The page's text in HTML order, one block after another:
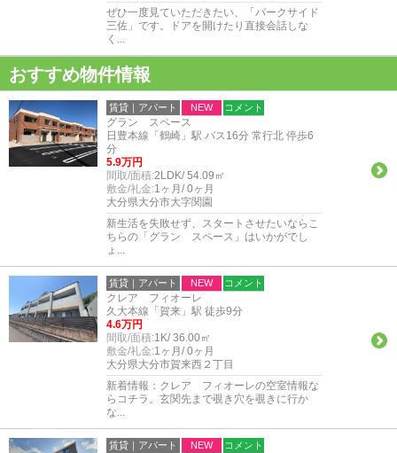
ぜひ一度見ていただきたい、「パークサイド
三佐」です。ドアを開けたり直接会話しな
く...
おすすめ物件情報
賃貸｜アパート NEW コメント
グラン スペース
日豊本線「鶴崎」駅 バス16分 常行北 停歩6
分
5.9万円
間取/面積:2LDK/ 54.09㎡
敷金/礼金:1ヶ月/ 0ヶ月
大分県大分市大字関園
新生活を失敗せず、スタートさせたいならこ
ちらの「グラン スペース」はいかがでし
ょ...
賃貸｜アパート NEW コメント
クレア フィオーレ
久大本線「賀来」駅 徒歩9分
4.6万円
間取/面積:1K/ 36.00㎡
敷金/礼金:1ヶ月/ 0ヶ月
大分県大分市賀来西２丁目
新着情報：クレア フィオーレの空室情報な
らコチラ。玄関先まで覗き穴を覗きに行か
な...
賃貸｜アパート NEW コメント